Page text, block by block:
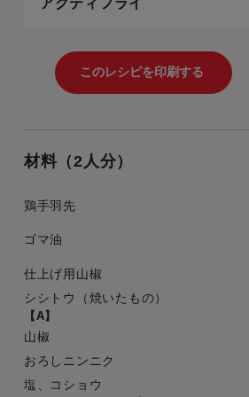
材料（2人分）
鶏手羽先
ゴマ油
仕上げ用山椒
シシトウ（焼いたもの）
【A】
山椒
おろしニンニク
塩、コショウ